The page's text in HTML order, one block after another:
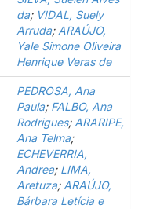
da; VIDAL, Suely
Arruda; ARAÚJO,
Yale Simone Oliveira
Henrique Veras de
PEDROSA, Ana
Paula; FALBO, Ana
Rodrigues; ARARIPE,
Ana Telma;
ECHEVERRIA,
Andrea; LIMA,
Aretuza; ARAÚJO,
Bárbara Letícia e